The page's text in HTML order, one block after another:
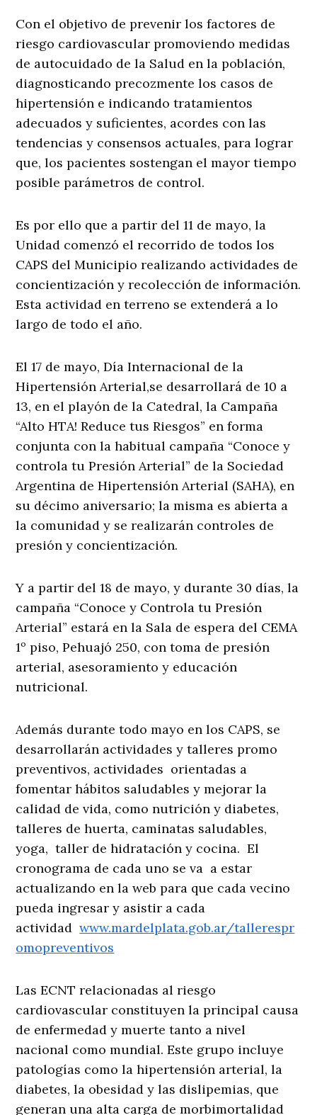
Con el objetivo de prevenir los factores de
riesgo cardiovascular promoviendo medidas
de autocuidado de la Salud en la población,
diagnosticando precozmente los casos de
hipertensión e indicando tratamientos
adecuados y suficientes, acordes con las
tendencias y consensos actuales, para lograr
que, los pacientes sostengan el mayor tiempo
posible parámetros de control.
Es por ello que a partir del 11 de mayo, la
Unidad comenzó el recorrido de todos los
CAPS del Municipio realizando actividades de
concientización y recolección de información.
Esta actividad en terreno se extenderá a lo
largo de todo el año.
El 17 de mayo, Día Internacional de la
Hipertensión Arterial,se desarrollará de 10 a
13, en el playón de la Catedral, la Campaña
“Alto HTA! Reduce tus Riesgos” en forma
conjunta con la habitual campaña “Conoce y
controla tu Presión Arterial” de la Sociedad
Argentina de Hipertensión Arterial (SAHA), en
su décimo aniversario; la misma es abierta a
la comunidad y se realizarán controles de
presión y concientización.
Y a partir del 18 de mayo, y durante 30 días, la
campaña “Conoce y Controla tu Presión
Arterial” estará en la Sala de espera del CEMA
1º piso, Pehuajó 250, con toma de presión
arterial, asesoramiento y educación
nutricional.
Además durante todo mayo en los CAPS, se
desarrollarán actividades y talleres promo
preventivos, actividades orientadas a
fomentar hábitos saludables y mejorar la
calidad de vida, como nutrición y diabetes,
talleres de huerta, caminatas saludables,
yoga, taller de hidratación y cocina. El
cronograma de cada uno se va a estar
actualizando en la web para que cada vecino
pueda ingresar y asistir a cada
actividadwww.mardelplata.gob.ar/tallerespr
omopreventivos
Las ECNT relacionadas al riesgo
cardiovascular constituyen la principal causa
de enfermedad y muerte tanto a nivel
nacional como mundial. Este grupo incluye
patologías como la hipertensión arterial, la
diabetes, la obesidad y las dislipemias, que
generan una alta carga de morbimortalidad